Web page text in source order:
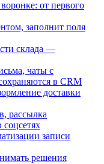
от первого
заполнит поля
склада —
чаты с
в CRM
доставки
рассылка
записи
решения